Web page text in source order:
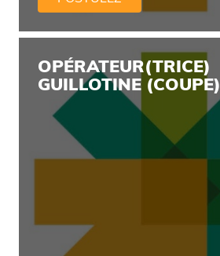
OPÉRATEUR(TRICE)
GUILLOTINE (COUPE)